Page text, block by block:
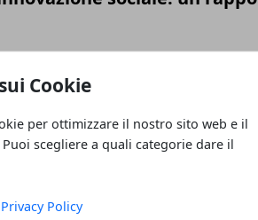
Cookie
per ottimizzare il nostro sito web e il
scegliere a quali categorie dare il
Privacy Policy